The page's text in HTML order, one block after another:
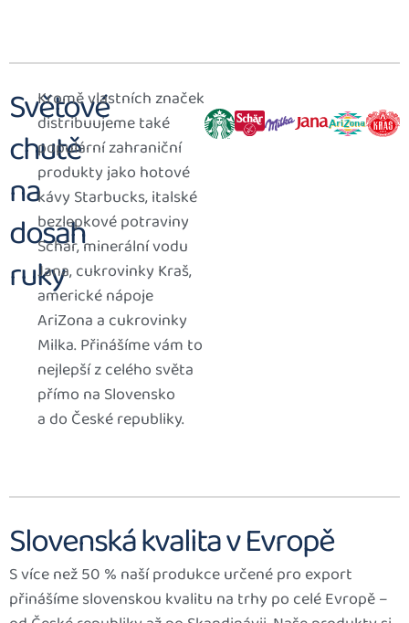
Světové
chutě
na
dosah
ruky
Kromě vlastních značek
distribuujeme také
populární zahraniční
produkty jako hotové
kávy Starbucks, italské
bezlepkové potraviny
Schär, minerální vodu
Jana, cukrovinky Kraš,
americké nápoje
AriZona a cukrovinky
Milka. Přinášíme vám to
nejlepší z celého světa
přímo na Slovensko
a do České republiky.
Slovenská kvalita v Evropě
S více než 50 % naší produkce určené pro export
přinášíme slovenskou kvalitu na trhy po celé Evropě –